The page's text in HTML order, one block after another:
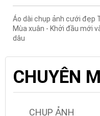
Áo dài chụp ảnh cưới đẹp
Mùa xuân - Khởi đầu mới
dâu
CHUYÊN
CHỤP ẢNH